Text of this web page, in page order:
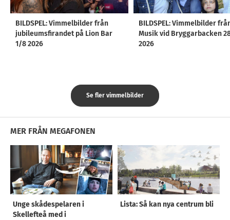
BILDSPEL: Vimmelbilder från
jubileumsfirandet på Lion Bar
1/8 2026
BILDSPEL: Vimmelbilder
Musik vid Bryggarbacken
2026
Se fler vimmelbilder
MER FRÅN MEGAFONEN
Unge skådespelaren i
Skellefteå med i
Lista: Så kan nya centrum bli